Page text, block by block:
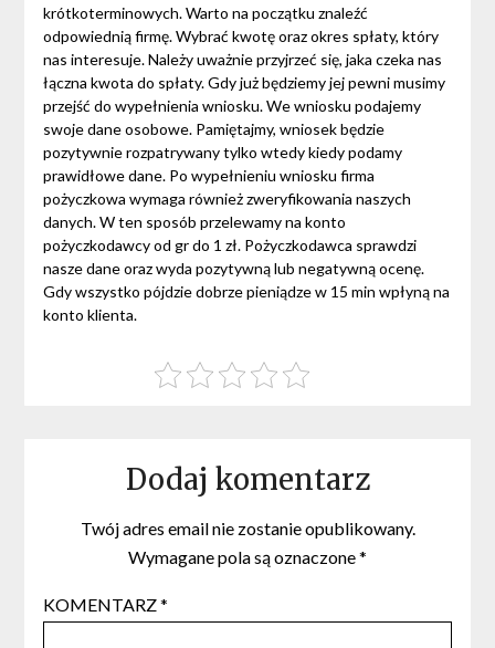
krótkoterminowych. Warto na początku znaleźć
odpowiednią firmę. Wybrać kwotę oraz okres spłaty, który
nas interesuje. Należy uważnie przyjrzeć się, jaka czeka nas
łączna kwota do spłaty. Gdy już będziemy jej pewni musimy
przejść do wypełnienia wniosku. We wniosku podajemy
swoje dane osobowe. Pamiętajmy, wniosek będzie
pozytywnie rozpatrywany tylko wtedy kiedy podamy
prawidłowe dane. Po wypełnieniu wniosku firma
pożyczkowa wymaga również zweryfikowania naszych
danych. W ten sposób przelewamy na konto
pożyczkodawcy od gr do 1 zł. Pożyczkodawca sprawdzi
nasze dane oraz wyda pozytywną lub negatywną ocenę.
Gdy wszystko pójdzie dobrze pieniądze w 15 min wpłyną na
konto klienta.
Dodaj komentarz
Twój adres email nie zostanie opublikowany.
Wymagane pola są oznaczone*
KOMENTARZ*